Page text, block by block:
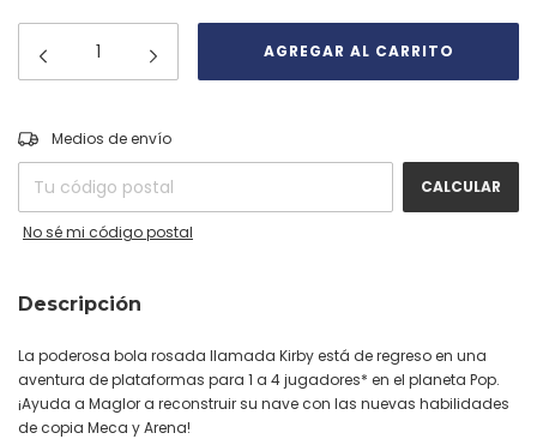
Entregas para el CP:
Medios de envío
CALCULAR
No sé mi código postal
Descripción
La poderosa bola rosada llamada Kirby está de regreso en una
aventura de plataformas para 1 a 4 jugadores* en el planeta Pop.
¡Ayuda a Maglor a reconstruir su nave con las nuevas habilidades
de copia Meca y Arena!